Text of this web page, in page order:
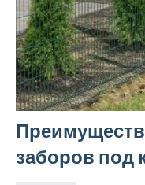
заборов под